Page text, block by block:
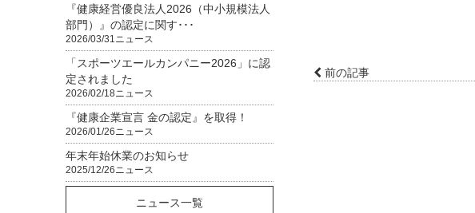
前の記事
『健康経営優良法人2026（中小規模法人
部門）』の認定に関す･･･
2026/03/31 ニュース
「スポーツエールカンパニー2026」に認
定されました
2026/02/18ニュース
『健康企業宣言 金の認定』を取得！
2026/01/26 ニュース
年末年始休業のお知らせ
2025/12/26 ニュース
ニュース一覧